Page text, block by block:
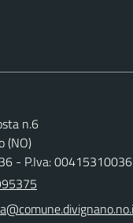
n.6
(NO)
- P.Iva: 00415310036